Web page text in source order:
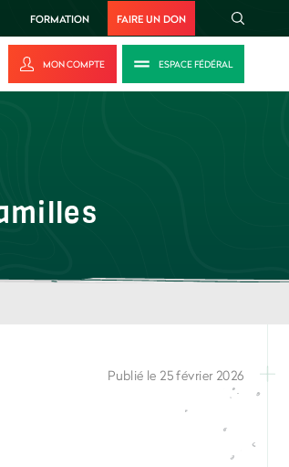
FORMATION FAIRE UN DON
MON COMPTE ESPACE FÉDÉRAL
Publié le 25 février 2026